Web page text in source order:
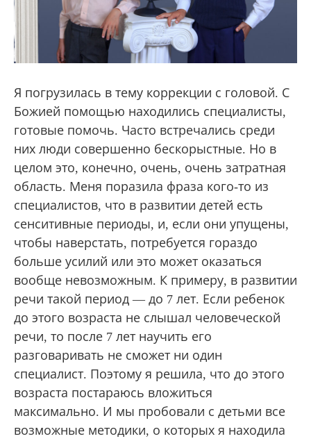
Я погрузилась в тему коррекции с головой. С
Божией помощью находились специалисты,
готовые помочь. Часто встречались среди
них люди совершенно бескорыстные. Но в
целом это, конечно, очень, очень затратная
область. Меня поразила фраза кого-то из
специалистов, что в развитии детей есть
сенситивные периоды, и, если они упущены,
чтобы наверстать, потребуется гораздо
больше усилий или это может оказаться
вообще невозможным. К примеру, в развитии
речи такой период — до 7 лет. Если ребенок
до этого возраста не слышал человеческой
речи, то после 7 лет научить его
разговаривать не сможет ни один
специалист. Поэтому я решила, что до этого
возраста постараюсь вложиться
максимально. И мы пробовали с детьми все
возможные методики, о которых я находила